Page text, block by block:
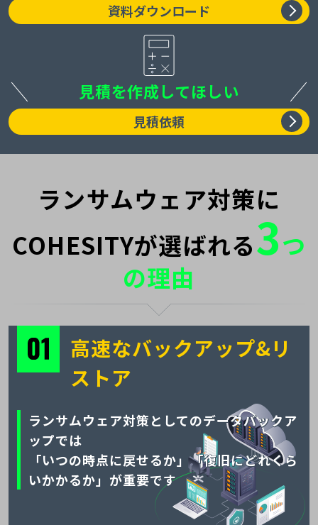
資料ダウンロード
見積を作成してほしい
見積依頼
ランサムウェア対策に
COHESITYが選ばれる3つ
の理由
高速なバックアップ&リ
ストア
ランサムウェア対策としてのデータバックア
ップでは
「いつの時点に戻せるか」「復旧にどれくら
いかかるか」が重要です